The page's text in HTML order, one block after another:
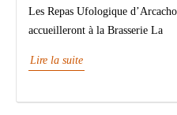
Les Repas Ufologique
accueilleront à la Brasserie La
Lire la suite